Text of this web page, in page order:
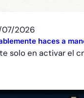
2026
haces a
solo en activar el